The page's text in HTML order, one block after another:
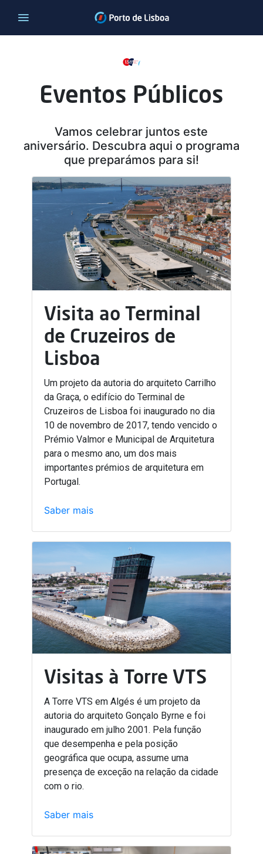
Eventos Públicos
Vamos celebrar juntos este
aniversário. Descubra aqui o programa
que preparámos para si!
Visita ao Terminal
de Cruzeiros de
Lisboa
Um projeto da autoria do arquiteto Carrilho
da Graça, o edifício do Terminal de
Cruzeiros de Lisboa foi inaugurado no dia
10 de novembro de 2017, tendo vencido o
Prémio Valmor e Municipal de Arquitetura
para o mesmo ano, um dos mais
importantes prémios de arquitetura em
Portugal.
Saber mais
Visitas à Torre VTS
A Torre VTS em Algés é um projeto da
autoria do arquiteto Gonçalo Byrne e foi
inaugurado em julho 2001. Pela função
que desempenha e pela posição
geográfica que ocupa, assume uma
presença de exceção na relação da cidade
com o rio.
Saber mais